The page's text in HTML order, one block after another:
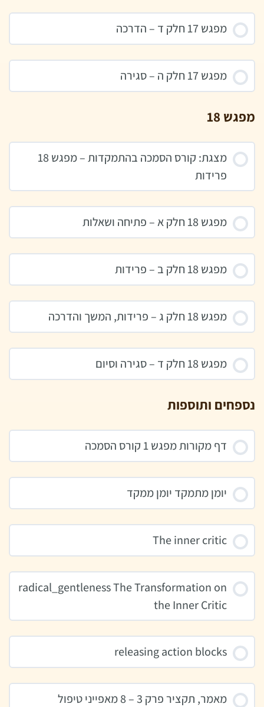
מפגש 17 חלק ד – הדרכה
מפגש 17 חלק ה – סגירה
מפגש 18
מצגת: קורס הסמכה בהתמקדות – מפגש 18
פרידות
מפגש 18 חלק א – פתיחה ושאלות
מפגש 18 חלק ב – פרידות
מפגש 18 חלק ג – פרידות, המשך והדרכה
מפגש 18 חלק ד – סגירה וסיום
נספחים ותוספות
דף מקורות מפגש 1 קורס הסמכה
יומן מתמקד יומן ממקד
The inner critic
radical_gentleness The Transformation on
the Inner Critic
releasing action blocks
מאמר, תקציר פרק 3 – 8 מאפייני טיפול